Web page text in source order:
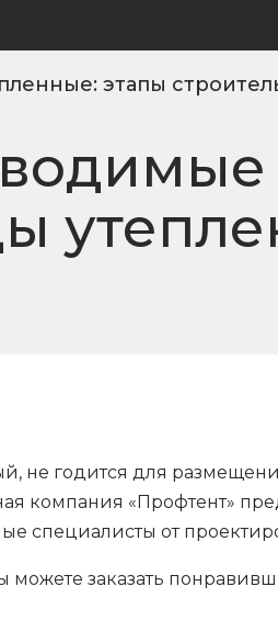
этапы
не годится для
компания «Профтент»
специалисты от
заказать